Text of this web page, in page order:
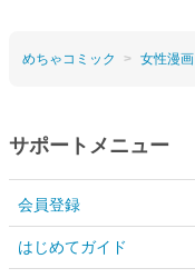
めちゃコミック 女性漫画
サポートメニュー
会員登録
はじめてガイド